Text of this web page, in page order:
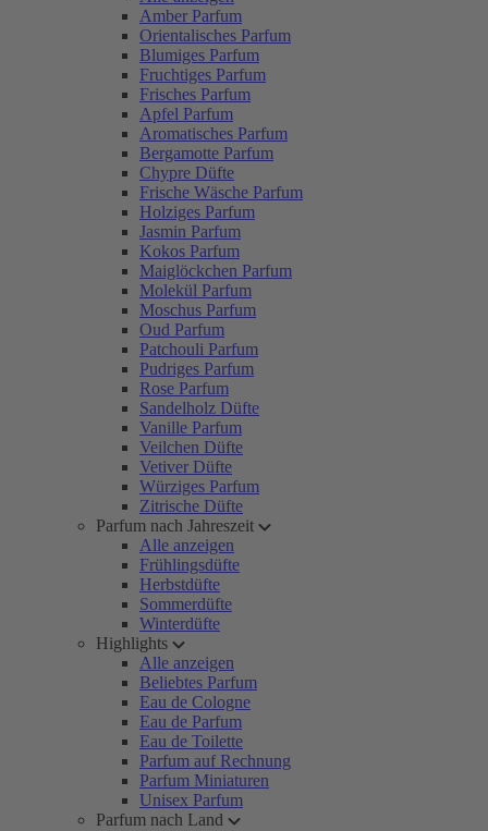
Amber Parfum
Orientalisches Parfum
Blumiges Parfum
Fruchtiges Parfum
Frisches Parfum
Apfel Parfum
Aromatisches Parfum
Bergamotte Parfum
Chypre Düfte
Frische Wäsche Parfum
Holziges Parfum
Jasmin Parfum
Kokos Parfum
Maiglöckchen Parfum
Molekül Parfum
Moschus Parfum
Oud Parfum
Patchouli Parfum
Pudriges Parfum
Rose Parfum
Sandelholz Düfte
Vanille Parfum
Veilchen Düfte
Vetiver Düfte
Würziges Parfum
Zitrische Düfte
Parfum nach Jahreszeit
Alle anzeigen
Frühlingsdüfte
Herbstdüfte
Sommerdüfte
Winterdüfte
Highlights
Alle anzeigen
Beliebtes Parfum
Eau de Cologne
Eau de Parfum
Eau de Toilette
Parfum auf Rechnung
Parfum Miniaturen
Unisex Parfum
Parfum nach Land